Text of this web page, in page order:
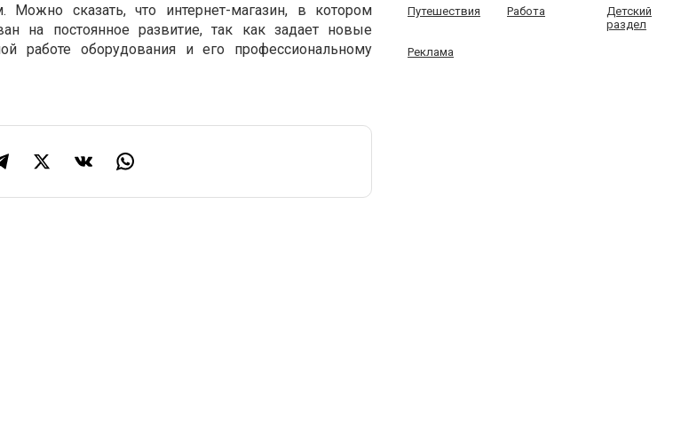
. Можно сказать,что интернет-магазин, в
котором
на постоянное развитие,так как задает новые
работе оборудования и его
профессиональному
Путешествия Работа
Детский
раздел
Реклама